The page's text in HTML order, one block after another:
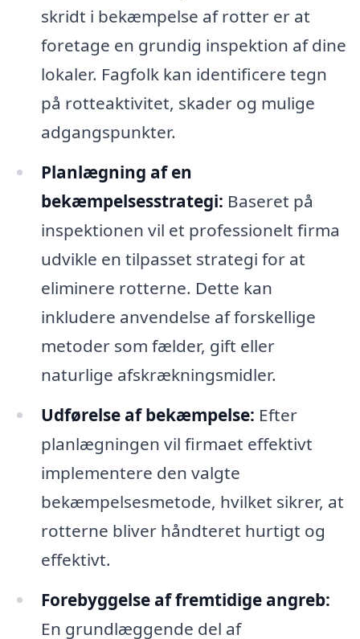
skridt i bekæmpelse af rotter er at
foretage en grundig inspektion af dine
lokaler. Fagfolk kan identificere tegn
på rotteaktivitet, skader og mulige
adgangspunkter.
Planlægning af en
bekæmpelsesstrategi: Baseret på
inspektionen vil et professionelt firma
udvikle en tilpasset strategi for at
eliminere rotterne. Dette kan
inkludere anvendelse af forskellige
metoder som fælder, gift eller
naturlige afskrækningsmidler.
Udførelse af bekæmpelse: Efter
planlægningen vil firmaet effektivt
implementere den valgte
bekæmpelsesmetode, hvilket sikrer, at
rotterne bliver håndteret hurtigt og
effektivt.
Forebyggelse af fremtidige angreb:
En grundlæggende del af